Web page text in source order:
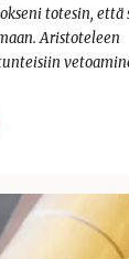
totesin, että
Aristoteleen